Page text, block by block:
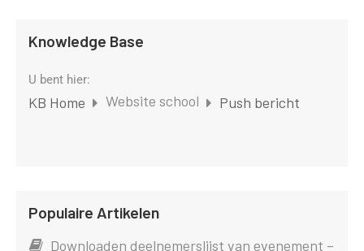
Knowledge Base
U bent hier:
KB Home Website school Push bericht
Populaire Artikelen
Downloaden deelnemerslijst van evenement –